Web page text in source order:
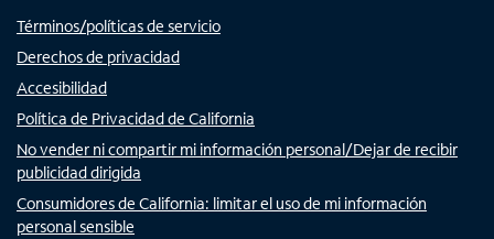
Términos/políticas de servicio
Derechos de privacidad
Accesibilidad
Política de Privacidad de California
No vender ni compartir mi información personal/Dejar de recibir
publicidad dirigida
Consumidores de California: limitar el uso de mi información
personal sensible